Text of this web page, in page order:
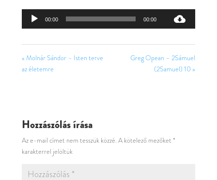
Audió
00:00 00:00
« Molnár Sándor – Isten terve
az életemre
Greg Opean – 2Sámuel
(2Samuel) 10 »
Hozzászólás írása
Az e-mail címet nem tesszük közzé. A kötelező mezőket *
karakterrel jelöltük